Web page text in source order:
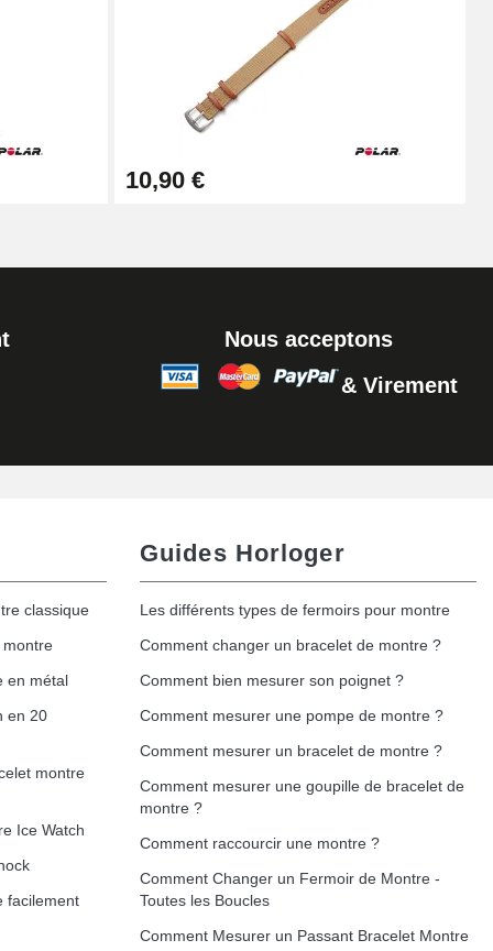
Ajouter au panier
Ajouter au panier
Ajouter au panier
10,90 €
Nous acceptons
& Virement
classique
en métal
en 20
montre
Ice Watch
facilement
Guides Horloger
Les différents types de fermoirs pour montre
Comment changer un bracelet de montre ?
Comment bien mesurer son poignet ?
Comment mesurer une pompe de montre ?
Comment mesurer un bracelet de montre ?
Comment mesurer une goupille de bracelet de
montre ?
Comment raccourcir une montre ?
Comment Changer un Fermoir de Montre -
Toutes les Boucles
Comment Mesurer un Passant Bracelet Montre